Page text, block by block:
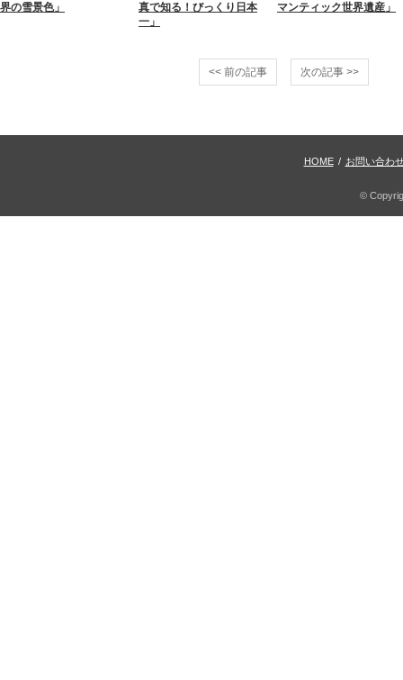
界の雪景色」
真で知る！びっくり日本
一」
マンティック世界遺産」
<< 前の記事 次の記事 >>
HOME / お問い合わ
©